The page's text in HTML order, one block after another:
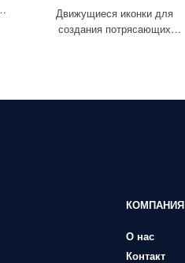
Движущиеся иконки для
создания потрясающих
КОМПАНИЯ
О нас
Контакт